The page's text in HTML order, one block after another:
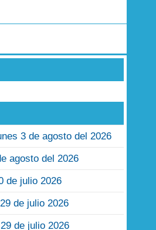
3 de agosto del 2026
agosto del 2026
de julio 2026
de julio 2026
de julio 2026